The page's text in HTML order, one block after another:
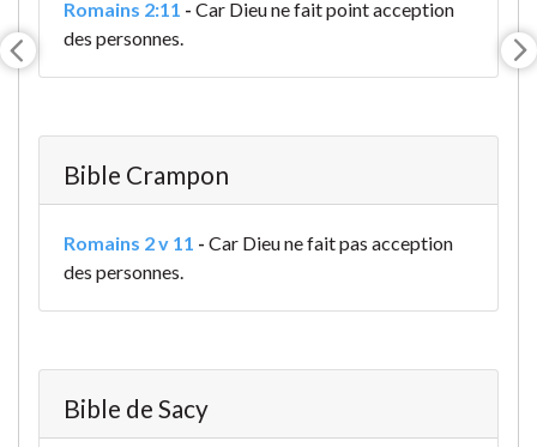
Romains 2:11 - Car Dieu ne fait point acception
des personnes.
Bible Crampon
Romains 2 v 11 - Car Dieu ne fait pas acception
des personnes.
Bible de Sacy